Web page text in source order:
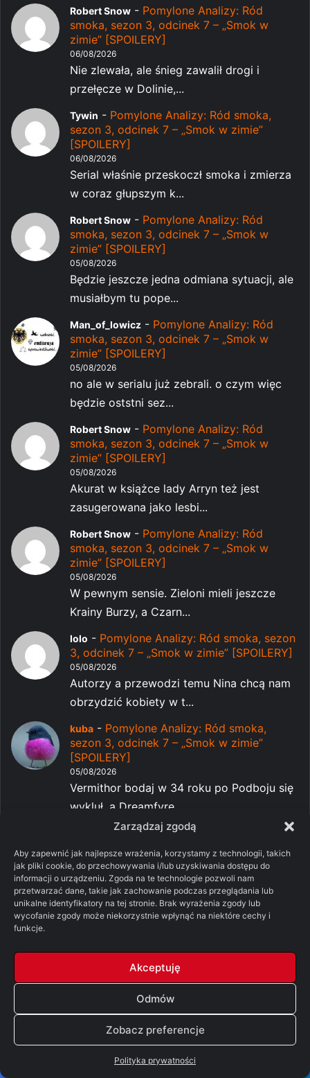
Zarządzaj zgodą
Aby zapewnić jak najlepsze wrażenia, korzystamy z technologii, takich
jak pliki cookie, do przechowywania i/lub uzyskiwania dostępu do
informacji o urządzeniu. Zgoda na te technologie pozwoli nam
przetwarzać dane, takie jak zachowanie podczas przeglądania lub
unikalne identyfikatory na tej stronie. Brak wyrażenia zgody lub
wycofanie zgody może niekorzystnie wpłynąć na niektóre cechy i
funkcje.
Akceptuję
Odmów
Zobacz preferencje
Polityka prywatności
Robert Snow - Pomylone Analizy: Ród
smoka, sezon 3, odcinek 7 – „Smok w
zimie” [SPOILERY]
06/08/2026
Nie zlewała, ale śnieg zawalił drogi i
przełęcze w Dolinie,...
Tywin - Pomylone Analizy: Ród smoka,
sezon 3, odcinek 7 – „Smok w zimie”
[SPOILERY]
06/08/2026
Serial właśnie przeskoczł smoka i zmierza
w coraz głupszym k...
Robert Snow - Pomylone Analizy: Ród
smoka, sezon 3, odcinek 7 – „Smok w
zimie” [SPOILERY]
05/08/2026
Będzie jeszcze jedna odmiana sytuacji, ale
musiałbym tu pope...
Man_of_lowicz - Pomylone Analizy: Ród
smoka, sezon 3, odcinek 7 – „Smok w
zimie” [SPOILERY]
05/08/2026
no ale w serialu już zebrali. o czym więc
będzie oststni sez...
Robert Snow - Pomylone Analizy: Ród
smoka, sezon 3, odcinek 7 – „Smok w
zimie” [SPOILERY]
05/08/2026
Akurat w książce lady Arryn też jest
zasugerowana jako lesbi...
Robert Snow - Pomylone Analizy: Ród
smoka, sezon 3, odcinek 7 – „Smok w
zimie” [SPOILERY]
05/08/2026
W pewnym sensie. Zieloni mieli jeszcze
Krainy Burzy, a Czarn...
lolo - Pomylone Analizy: Ród smoka, sezon
3, odcinek 7 – „Smok w zimie” [SPOILERY]
05/08/2026
Autorzy a przewodzi temu Nina chcą nam
obrzydzić kobiety w t...
kuba - Pomylone Analizy: Ród smoka,
sezon 3, odcinek 7 – „Smok w zimie”
[SPOILERY]
05/08/2026
Vermithor bodaj w 34 roku po Podboju się
wykluł, a Dreamfyre...
Christoph Flowers -Pomylone Analizy: Ród
smoka, sezon 3, odcinek 7 – „Smok w
zimie” [SPOILERY]
05/08/2026
Hmm jeśli Sunfyre ma spaloną część pyska
i jakoś stracił rog...
sezon 3, odcinek 7 – „Smok w zimie”
[SPOILERY]
05/08/2026
Tutaj akurat się nie zgodzę pomimo gówna
jakie serwuje nam H...
Dżądżen -Pomylone Analizy: Ród smoka,
sezon 3, odcinek 7 – „Smok w zimie”